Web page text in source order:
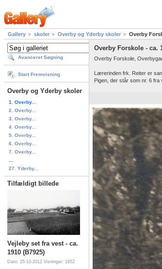
Gallery skoler Overby og Yderby skoler Overby
Avanceret Søgning
Start Fremvisning
Overby og Yderby skoler
1. Overby...
2. Overby...
3. Overby...
4. Overby...
5. Overby...
6. Overby...
7. Overby...
27. Yderby...
Tilfældigt billede
Vejleby set fra vest - ca.
1910 (B7925)
Dato: 25-10-2012 Visninger: 1652
Overby Forskole - ca.
Overby Forskole,
Lærerinden frk. Reiter er
Pigen, der står som nr. 6